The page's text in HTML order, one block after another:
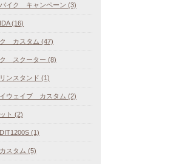
イク キャンペーン (3)
(16)
カスタム (47)
スクーター (8)
ンスタンド (1)
ウェイブ カスタム (2)
ト (2)
(1)
スタム (5)